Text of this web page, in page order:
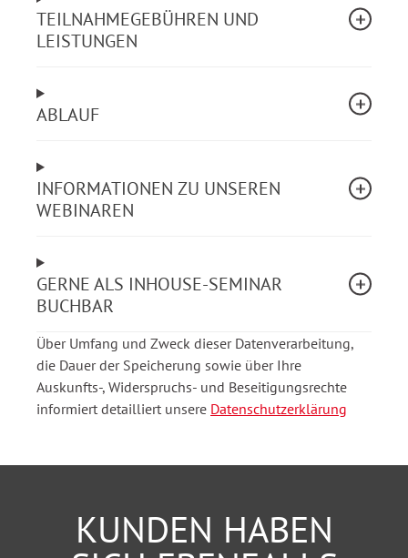
nur die unmittelbar Betroffenen zu kämpfen.
Feststellbar sind erhöhte Fehlzeiten, zunehmende
Im Blick sein muss dabei insbesondere, dass die
wenn die Diskriminierung nicht beabsichtigt ist. Und
derartige Situation sind zahlreich.
Akteure in der Dienststelle Kenntnisse über die
rechtlichen Hintergründe und den Umgang mit den
unterschiedlichsten Formen von Diskriminierung
Aus dem Webinarinhalt
Im Webinar werden daher wesentliche
TEILNAHMEGEBÜHREN UND
LEISTUNGEN
ABLAUF
INFORMATIONEN ZU UNSEREN
WEBINAREN
GERNE ALS INHOUSE-SEMINAR
BUCHBAR
Über Umfang und Zweck dieser Datenverarbeitung,
die Dauer der Speicherung sowie über Ihre
Auskunfts-, Widerspruchs- und Beseitigungsrechte
informiert detailliert unsere Datenschutzerklärung
KUNDEN HABEN